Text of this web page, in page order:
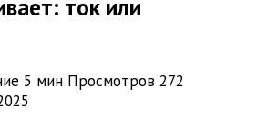
ток или
5 мин Просмотров 272